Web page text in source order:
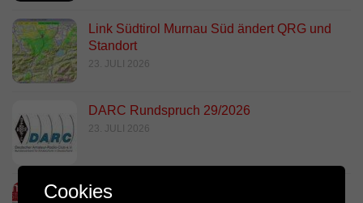
Link Südtirol Murnau Süd ändert QRG und
Standort
23. JULI 2026
DARC Rundspruch 29/2026
23. JULI 2026
D.R.C. in den Medien – Meraner
Cookies